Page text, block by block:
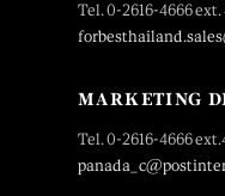
Tel. 0-2616-4666 ext.
MARKETING
Tel. 0-2616-4666